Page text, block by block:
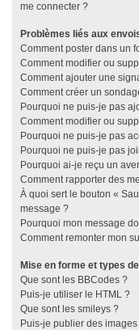
me connecter ?
Problèmes liés aux
Comment poster dans un
Comment modifier ou
Comment ajouter une
Comment créer un
Pourquoi ne puis-je pas
Comment modifier ou
Pourquoi ne puis-je pas
Pourquoi ne puis-je pas
Pourquoi ai-je reçu un
Comment rapporter des
À quoi sert le bouton «
message ?
Pourquoi mon message
Comment remonter mon
Mise en forme et types
Que sont les BBCodes ?
Puis-je utiliser le HTML ?
Que sont les smileys ?
Puis-je publier des images